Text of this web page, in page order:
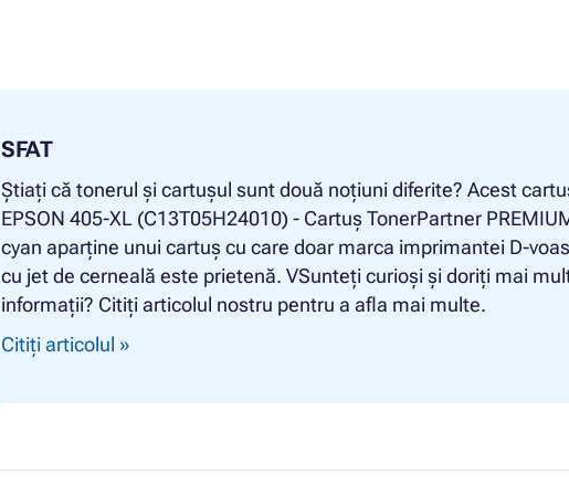
SFAT
Știați că tonerul și cartușul sunt două noțiuni diferite? Acest
EPSON 405-XL (C13T05H24010) - Cartuș TonerPartner
cyan aparține unui cartuș cu care doar marca imprimantei D-
cu jet de cerneală este prietenă. VSunteți curioși și doriți mai
informații? Citiți articolul nostru pentru a afla mai multe.
Citiți articolul »